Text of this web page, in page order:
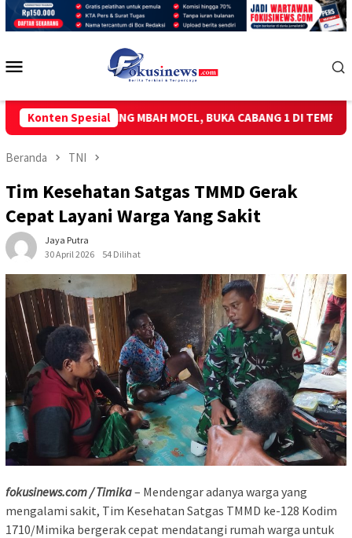
Loncat
Konten Spesial
KAMBING MBAH MOEL, BUKA CABANG 1 DI TEMPURAN
Beranda TNI
Tim Kesehatan Satgas TMMD Gerak
Cepat Layani Warga Yang Sakit
Jaya Putra
30 April 2026
54 Dilihat
fokusinews.com / Timika– Mendengar adanya warga yang
mengalami sakit, Tim Kesehatan Satgas TMMD ke-128 Kodim
1710/Mimika bergerak cepat mendatangi rumah warga untuk